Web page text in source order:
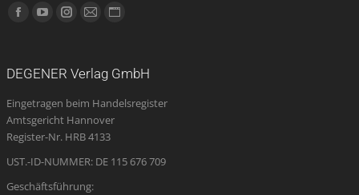
Finden Sie uns auf:
Facebook
new
window
YouTube
new
window
Instagram
new
window
E-
opens
in
new
Website
new
DEGENER Verlag GmbH
Eingetragen beim Handelsregister
Amtsgericht Hannover
Register-Nr. HRB 4133
UST.-ID-NUMMER: DE 115 676 709
Geschäftsführung: